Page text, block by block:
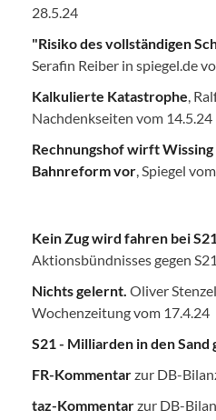
28.5.24
"Risiko des vollständigen
Serafin Reiber in spiegel.de
Kalkulierte Katastrophe ,
Nachdenkseiten vom 14.5.24
Rechnungshof wirft
Bahnreform vor , Spiegel
Kein Zug wird fahren bei S21
Aktionsbündnisses gegen
Nichts gelernt. Oliver
Wochenzeitung vom 17.4.24
S21 - Milliarden in den Sand
FR-Kommentarzur DB-
taz-Kommentarzur DB-